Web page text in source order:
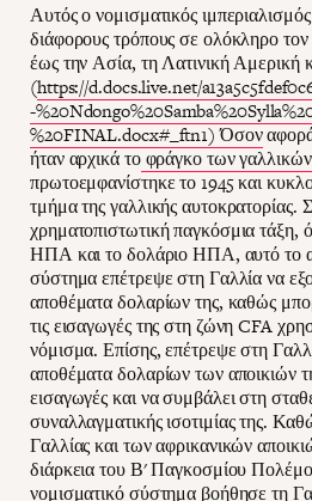
Αυτός ο νομισματικός
διάφορους τρόπους σε ολόκληρο
έως την Ασία, τη Λατινική Αμερική
(https://d.docs.live.net/
-
%20FINAL.docx#_ftn1) Όσον
ήταν αρχικά το φράγκο των
πρωτοεμφανίστηκε το 1945 και
τμήμα της γαλλικής αυτοκρατορίας.
χρηματοπιστωτική παγκόσμια τάξη,
ΗΠΑ και το δολάριο ΗΠΑ, αυτό το
σύστημα επέτρεψε στη Γαλλία να
αποθέματα δολαρίων της, καθώς
τις εισαγωγές της στη ζώνη CFA
νόμισμα. Επίσης, επέτρεψε στη
αποθέματα δολαρίων των αποικιών
εισαγωγές και να συμβάλει στη
συναλλαγματικής ισοτιμίας της.
Γαλλίας και των αφρικανικών
διάρκεια του Β' Παγκοσμίου
νομισματικό σύστημα βοήθησε τη